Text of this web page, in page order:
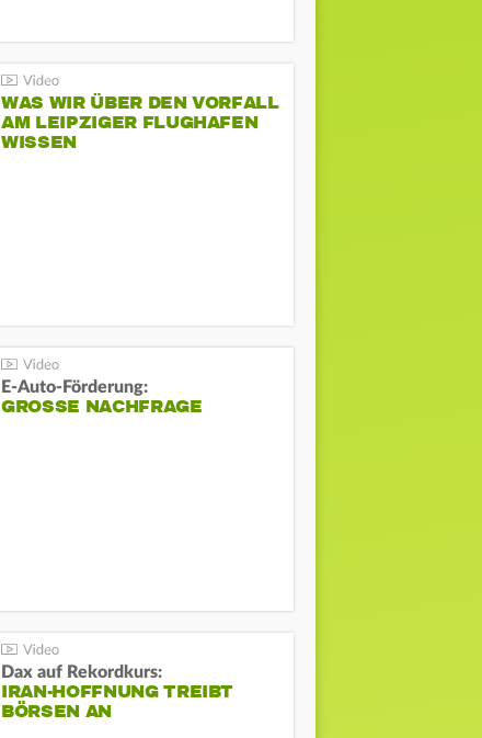
WAS WIR ÜBER DEN VORFALL
AM LEIPZIGER FLUGHAFEN
WISSEN
E-Auto-Förderung:
GROSSE NACHFRAGE
Dax auf Rekordkurs:
IRAN-HOFFNUNG TREIBT
BÖRSEN AN